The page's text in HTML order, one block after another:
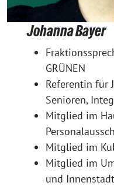
Johanna Bayer
GRÜNEN
Referentin für
Senioren,
Mitglied im
Mitglied im
Mitglied im
und